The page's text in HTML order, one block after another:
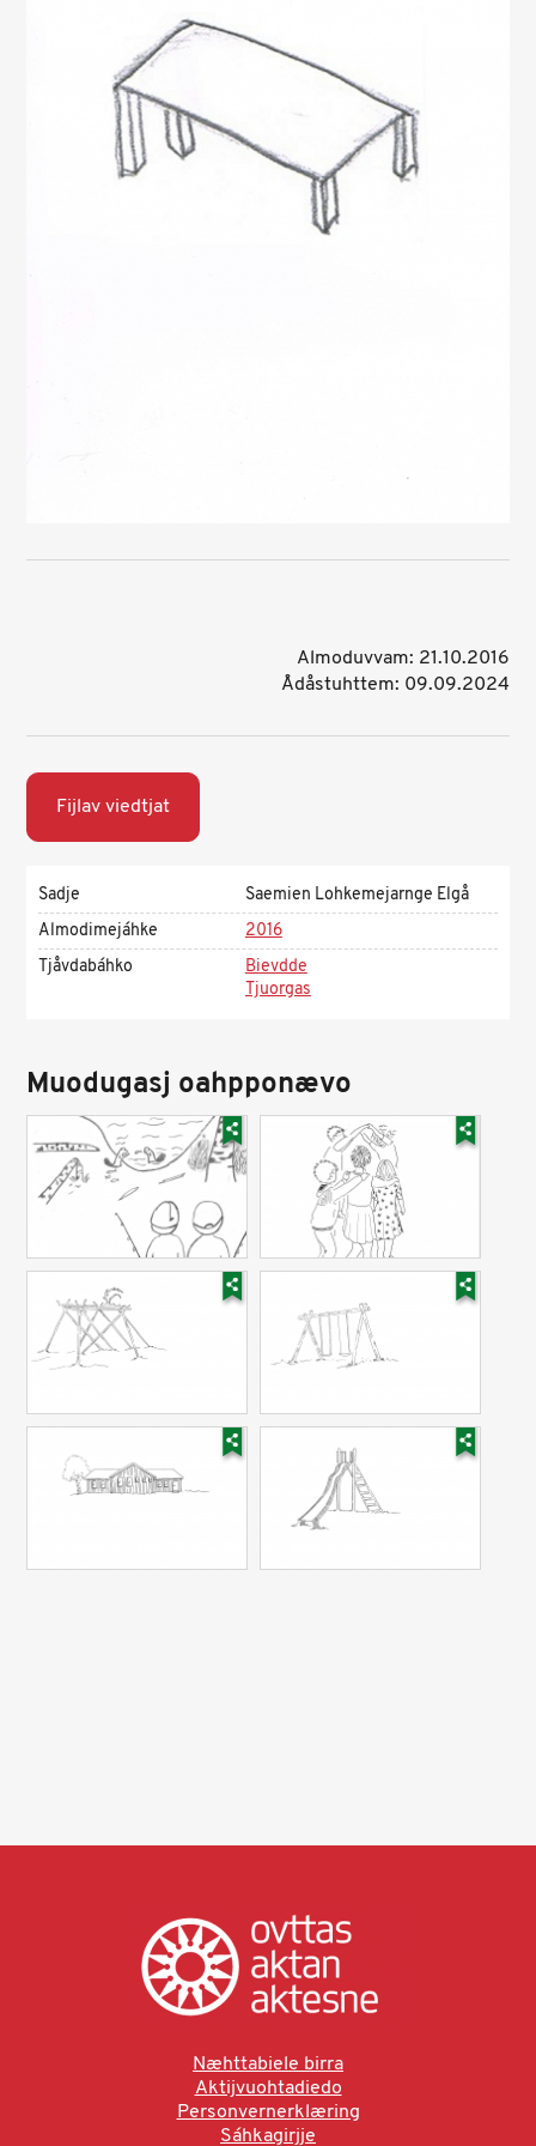
Almoduvvam: 21.10.2016
Ådåstuhttem: 09.09.2024
Fijlav viedtjat
Sadje
Saemien Lohkemejarnge Elgå
Almodimejáhke
2016
Tjåvdabáhko
Bievdde
Tjuorgas
Muodugasj oahpponævo
Næhttabiele birra
Aktijvuohtadiedo
Personvernerklæring
Sáhkagirjje